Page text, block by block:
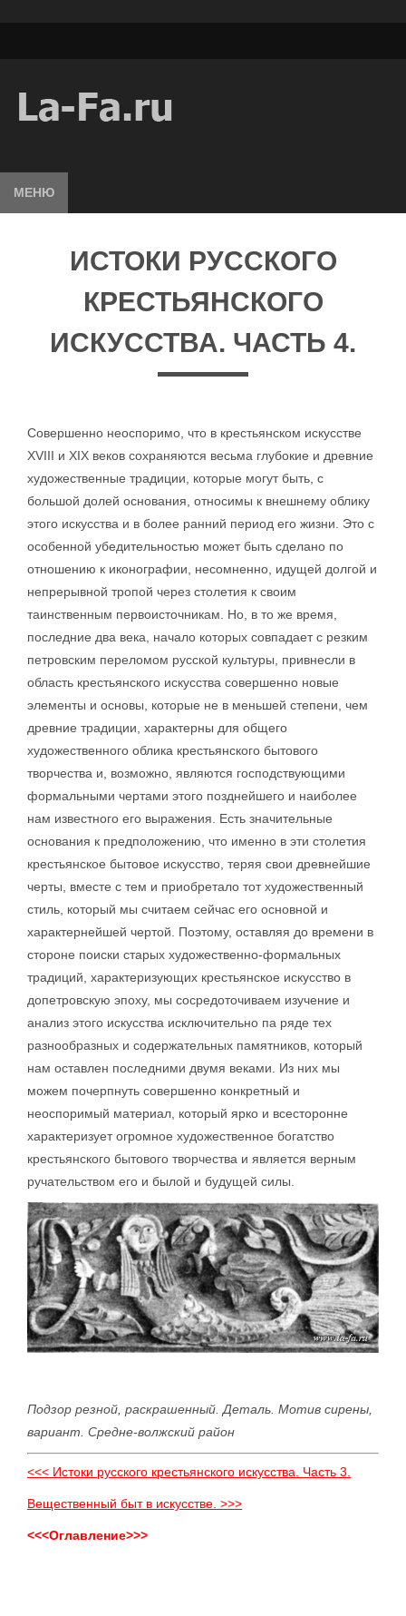
МЕНЮ
ИСТОКИ РУССКОГО
КРЕСТЬЯНСКОГО
ИСКУССТВА. ЧАСТЬ 4.
Совершенно неоспоримо, что в крестьянском искусстве
XVIII и XIX веков сохраняются весьма глубокие и древние
художественные традиции, которые могут быть, с
большой долей основания, относимы к внешнему облику
этого искусства и в более ранний период его жизни. Это с
особенной убедительностью может быть сделано по
отношению к иконографии, несомненно, идущей долгой и
непрерывной тропой через столетия к своим
таинственным первоисточникам. Но, в то же время,
последние два века, начало которых совпадает с резким
петровским переломом русской культуры, привнесли в
область крестьянского искусства совершенно новые
элементы и основы, которые не в меньшей степени, чем
древние традиции, характерны для общего
художественного облика крестьянского бытового
творчества и, возможно, являются господствующими
формальными чертами этого позднейшего и наиболее
нам известного его выражения. Есть значительные
основания к предположению, что именно в эти столетия
крестьянское бытовое искусство, теряя свои древнейшие
черты, вместе с тем и приобретало тот художественный
стиль, который мы считаем сейчас его основной и
характернейшей чертой. Поэтому, оставляя до времени в
стороне поиски старых художественно-формальных
традиций, характеризующих крестьянское искусство в
допетровскую эпоху, мы сосредоточиваем изучение и
анализ этого искусства исключительно па ряде тех
разнообразных и содержательных памятников, который
нам оставлен последними двумя веками. Из них мы
можем почерпнуть совершенно конкретный и
неоспоримый материал, который ярко и всесторонне
характеризует огромное художественное богатство
крестьянского бытового творчества и является верным
ручательством его и былой и будущей силы.
Подзор резной, раскрашенный. Деталь. Мотив сирены,
вариант. Средне-волжский район
<<< Истоки русского крестьянского искусства. Часть 3.
Вещественный быт в искусстве. >>>
<<<Оглавление>>>